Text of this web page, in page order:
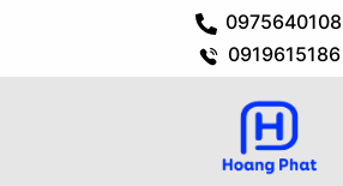
0975640108
0919615186